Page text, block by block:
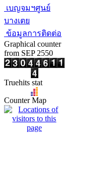
เบญจมฯศูนย์
บางเตย
ข้อมูลการติดต่อ
Graphical counter
from SEP 2550
Truehits stat
Counter Map